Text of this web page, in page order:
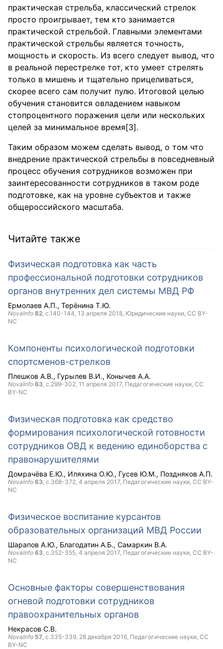
практическая стрельба, классический стрелок
просто проигрывает, тем кто занимается
практической стрельбой. Главными элементами
практической стрельбы является точность,
мощность и скорость. Из всего следует вывод, что
в реальной перестрелке тот, кто умеет стрелять
только в мишень и тщательно прицеливаться,
скорее всего сам получит пулю. Итоговой целью
обучения становится овладением навыком
стопроцентного поражения цели или нескольких
целей за минимальное время[3].
Таким образом можем сделать вывод, о том что
внедрение практической стрельбы в повседневный
процесс обучения сотрудников возможен при
заинтересованности сотрудников в таком роде
подготовке, как на уровне субъектов и также
общероссийского масштаба.
Читайте также
Физическая подготовка как часть
профессиональной подготовки сотрудников
органов внутренних дел системы МВД РФ
Ермолаев А.П. Терёнина Т.Ю.
NovaInfo 82, с.140-144, 13 апреля 2018, Юридические науки, CC BY-
NC
Компоненты психологической подготовки
спортсменов-стрелков
Плешков А.В. Гурылев В.И. Конычев А.А.
NovaInfo 63, с.299-302, 11 апреля 2017, Педагогические науки, CC
BY-NC
Физическая подготовка как средство
формирования психологической готовности
сотрудников ОВД к ведению единоборства с
правонарушителями
Домрачёва Е.Ю. Иляхина О.Ю. Гусев Ю.М. Поздняков А.П.
NovaInfo 63, с.368-372, 4 апреля 2017, Педагогические науки, CC BY-
NC
Физическое воспитание курсантов
образовательных организаций МВД России
Шарапов А.Ю. Благодатин А.Б. Самаркин В.А.
NovaInfo 63, с.352-355, 4 апреля 2017, Педагогические науки, CC BY-
NC
Основные факторы совершенствования
огневой подготовки сотрудников
правоохранительных органов
Некрасов С.В.
NovaInfo 57, с.335-339, 28 декабря 2016, Педагогические науки, CC
BY-NC